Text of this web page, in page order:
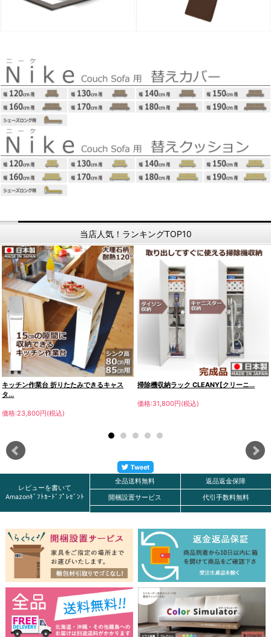
当店人気！ランキングTOP10
キッチン作業台 折りたたみできるキャス
タ...
価格:23,800円(税込)
掃除機収納ラック CLEANY[クリーニ...
価格:31,800円(税込)
レビューを書いて
Amazonｷﾞﾌﾄｶｰﾄﾞﾌﾟﾚｾﾞﾝﾄ
全品送料無料
開梱設置サービス
返品返金保障
代引手数料無料